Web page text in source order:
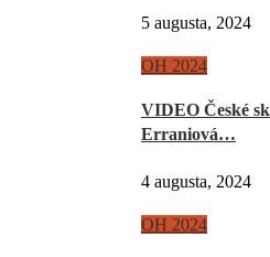
5 augusta, 2024
OH 2024
VIDEO České
Erraniová…
4 augusta, 2024
OH 2024